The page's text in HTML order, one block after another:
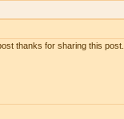
thanks for sharing this post.